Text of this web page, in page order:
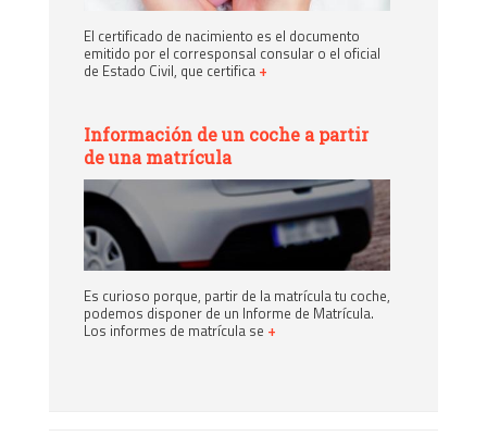
El certificado de nacimiento es el documento
emitido por el corresponsal consular o el oficial
de Estado Civil, que certifica +
Información de un coche a partir
de una matrícula
Es curioso porque, partir de la matrícula tu coche,
podemos disponer de un Informe de Matrícula.
Los informes de matrícula se +